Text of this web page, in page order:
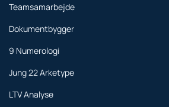
Teamsamarbejde
Dokumentbygger
9 Numerologi
Jung 22 Arketype
LTV Analyse